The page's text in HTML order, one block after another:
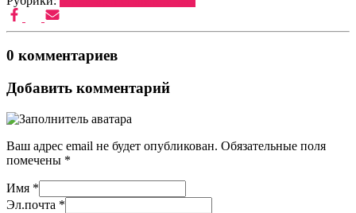
0 комментариев
Добавить комментарий
Ваш адрес email не будет опубликован. Обязательные поля
помечены *
Имя *
Эл.почта *